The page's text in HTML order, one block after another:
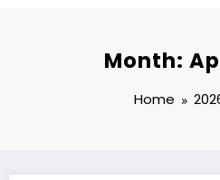
Month:
Home